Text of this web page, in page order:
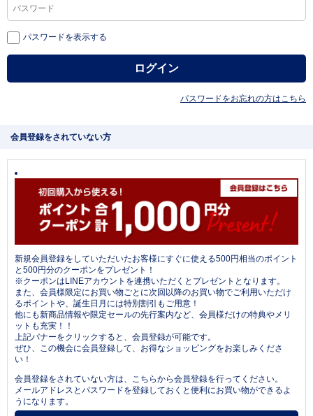
パスワードを表示する
パスワードをお忘れの方はこちら
会員登録をされていない方
新規会員登録をしていただいたお客様にすぐに使える500円相当のポイント
と500円分のクーポンをプレゼント！
※クーポンはLINEアカウントを連携いただくとプレゼントとなります。
また、会員様限定にお買い物ごとに次回以降のお買い物でご利用いただけ
るポイントや、誕生日月には特別割引もご用意！
他にも新商品情報や限定セールの先行案内など、会員様だけの特典やメリ
ットも充実！！
上記バナーをクリックすると、会員登録が可能です。
ぜひ、この機会に会員登録して、お得なショッピングをお楽しみくださ
い！
会員登録をされていない方は、こちらから会員登録を行ってください。
メールアドレスとパスワードを登録しておくと便利にお買い物ができるよ
うになります。